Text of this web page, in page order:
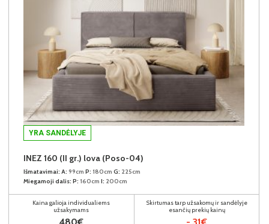
YRA SANDĖLYJE
INEZ 160 (II gr.) lova (Poso-04)
Išmatavimai: A: 99cm P: 180cm G: 225cm
Miegamoji dalis: P: 160cm I: 200cm
Kaina galioja individualiems
užsakymams
480€
Skirtumas tarp užsakomų ir sandėlyje
esančių prekių kainų
- 31€